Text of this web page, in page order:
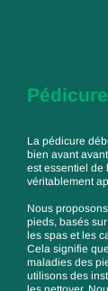
Pédicure
La pédicure
bien avant
est essentiel de
véritablement
Nous
pieds, basés
les spas et les
Cela signifie
maladies des
utilisons des